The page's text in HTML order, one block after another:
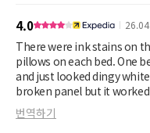
4.0
There were ink stains on
pillows on each bed. One bed did not have a matching comforter
and just looked dingy
broken panel but it
outside
번역하기